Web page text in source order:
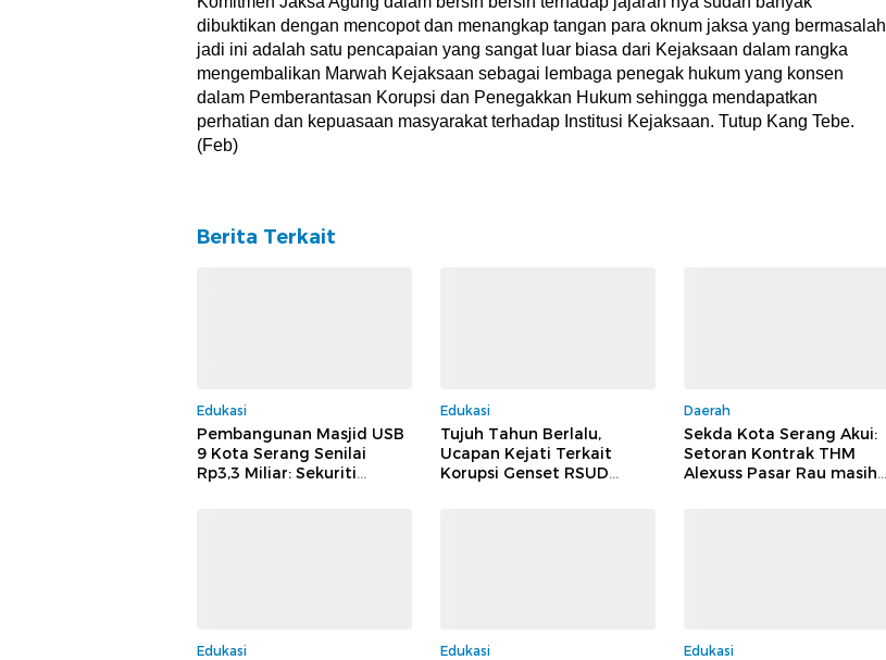
dibuktikan dengan mencopot dan menangkap tangan para oknum jaksa yang bermasalah
jadi ini adalah satu pencapaian yang sangat luar biasa dari Kejaksaan dalam rangka
mengembalikan Marwah Kejaksaan sebagai lembaga penegak hukum yang konsen
dalam Pemberantasan Korupsi dan Penegakkan Hukum sehingga mendapatkan
perhatian dan kepuasaan masyarakat terhadap Institusi Kejaksaan. Tutup Kang Tebe.
(Feb)
Berita Terkait
Edukasi
Pembangunan Masjid USB
9 Kota Serang Senilai
Rp3,3 Miliar: Sekuriti
Edukasi
Tujuh Tahun Berlalu,
Ucapan Kejati Terkait
Korupsi Genset RSUD
Daerah
Sekda Kota Serang Akui:
Setoran Kontrak THM
Alexuss Pasar Rau masih
Edukasi Edukasi Edukasi